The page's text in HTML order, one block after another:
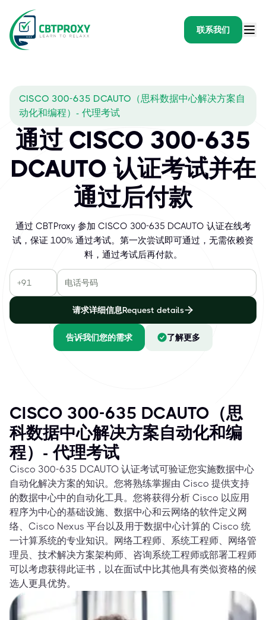
联系我们
CISCO 300-635 DCAUTO（思科数据中心解决方案自
动化和编程）- 代理考试
通过 CISCO 300-635
DCAUTO 认证考试并在
通过后付款
通过 CBTProxy 参加 CISCO 300-635 DCAUTO 认证在线考
试，保证 100% 通过考试。第一次尝试即可通过，无需依赖资
料，通过考试后再付款。
请求详细信息Request details
告诉我们您的需求 了解更多
CISCO 300-635 DCAUTO（思
科数据中心解决方案自动化和编
程）- 代理考试
Cisco 300-635 DCAUTO 认证考试可验证您实施数据中心
自动化解决方案的知识。您将熟练掌握由 Cisco 提供支持
的数据中心中的自动化工具。您将获得分析 Cisco 以应用
程序为中心的基础设施、数据中心和云网络的软件定义网
络、Cisco Nexus 平台以及用于数据中心计算的 Cisco 统
一计算系统的专业知识。网络工程师、系统工程师、网络管
理员、技术解决方案架构师、咨询系统工程师或部署工程师
可以考虑获得此证书，以在面试中比其他具有类似资格的候
选人更具优势。